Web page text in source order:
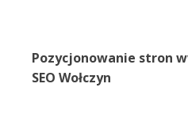
Pozycjonowanie stron
SEO Wołczyn